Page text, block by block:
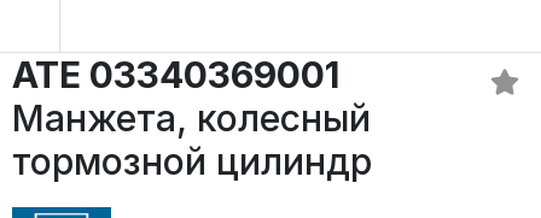
ATE 03340369001
Манжета, колесный
тормозной цилиндр